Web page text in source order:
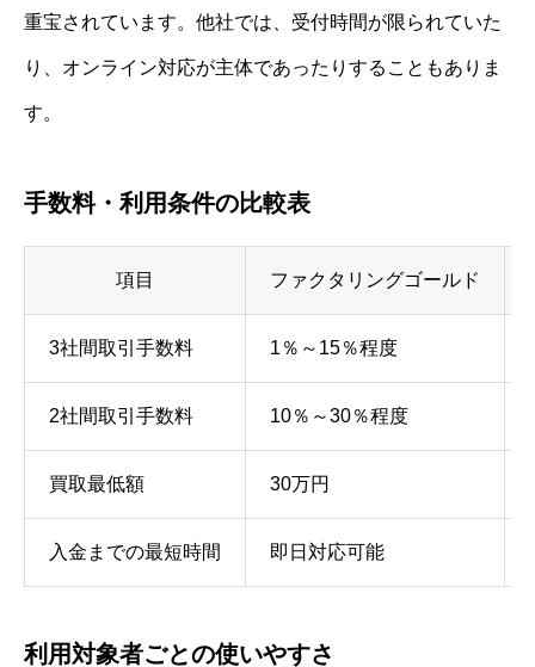
重宝されています。他社では、受付時間が限られていた
り、オンライン対応が主体であったりすることもありま
す。
手数料・利用条件の比較表
項目 ファクタリングゴールド
3社間取引手数料 1％～15％程度
2社間取引手数料 10％～30％程度
買取最低額 30万円
入金までの最短時間 即日対応可能
利用対象者ごとの使いやすさ